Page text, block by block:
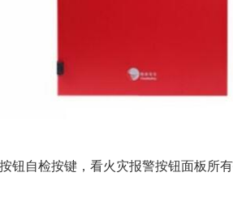
自检按键，看火灾报警按钮面板所有